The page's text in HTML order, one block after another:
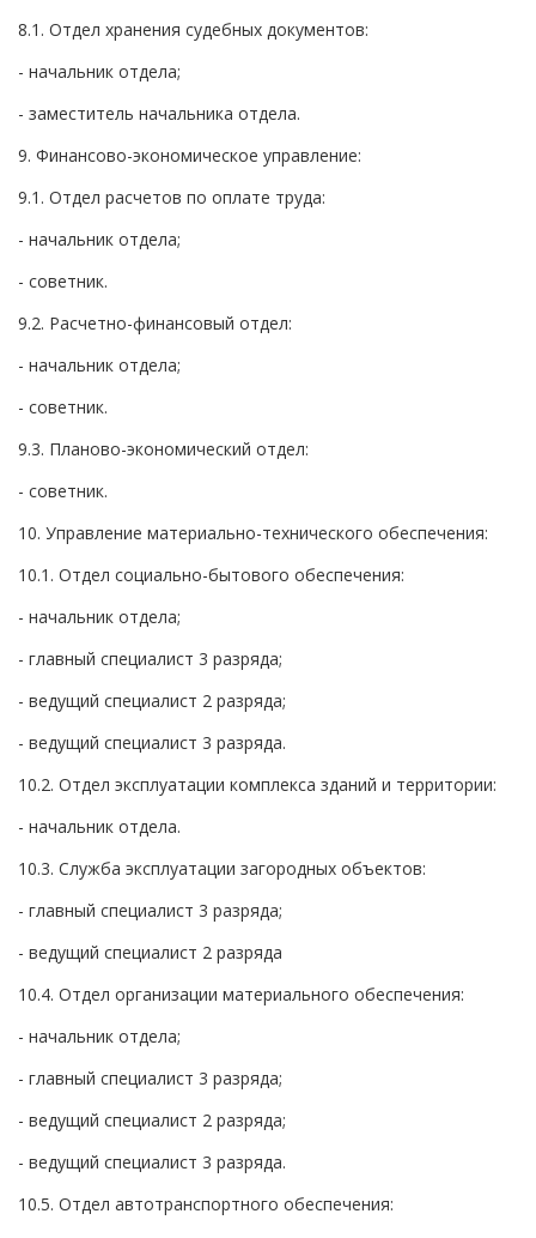
8.1. Отдел хранения судебных документов:
- начальник отдела;
- заместитель начальника отдела.
9. Финансово-экономическое управление:
9.1. Отдел расчетов по оплате труда:
- начальник отдела;
- советник.
9.2. Расчетно-финансовый отдел:
- начальник отдела;
- советник.
9.3. Планово-экономический отдел:
- советник.
10. Управление материально-технического обеспечения:
10.1. Отдел социально-бытового обеспечения:
- начальник отдела;
- главный специалист 3 разряда;
- ведущий специалист 2 разряда;
- ведущий специалист 3 разряда.
10.2. Отдел эксплуатации комплекса зданий и территории:
- начальник отдела.
10.3. Служба эксплуатации загородных объектов:
- главный специалист 3 разряда;
- ведущий специалист 2 разряда
10.4. Отдел организации материального обеспечения:
- начальник отдела;
- главный специалист 3 разряда;
- ведущий специалист 2 разряда;
- ведущий специалист 3 разряда.
10.5. Отдел автотранспортного обеспечения: